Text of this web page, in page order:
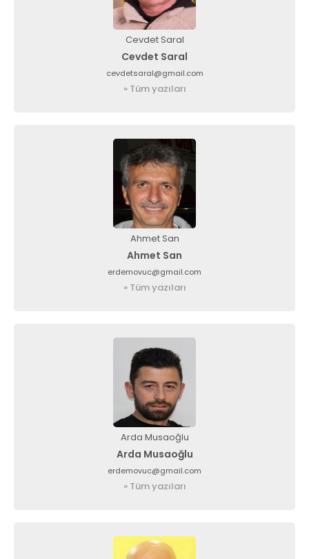
Cevdet Saral
Cevdet Saral
cevdetsaral@gmail.com
» Tüm yazıları
Ahmet San
Ahmet San
erdemovuc@gmail.com
» Tüm yazıları
Arda Musaoğlu
Arda Musaoğlu
erdemovuc@gmail.com
» Tüm yazıları